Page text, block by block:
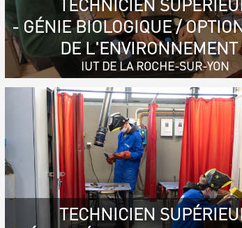
TECHNICIEN
- GÉNIE BIOLOGIQUE /
DE
IUT DE LA ROCHE-SUR-YON
TECHNICIEN